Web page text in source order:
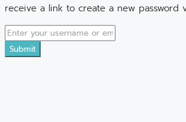
receive a link to create a new password
Submit